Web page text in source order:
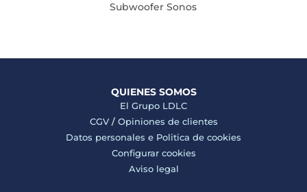
Subwoofer Sonos
QUIENES SOMOS
El Grupo LDLC
CGV/ Opiniones de clientes
Datos personales e Politica de cookies
Configurar cookies
Aviso legal